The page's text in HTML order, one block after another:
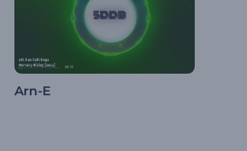
Arn-E